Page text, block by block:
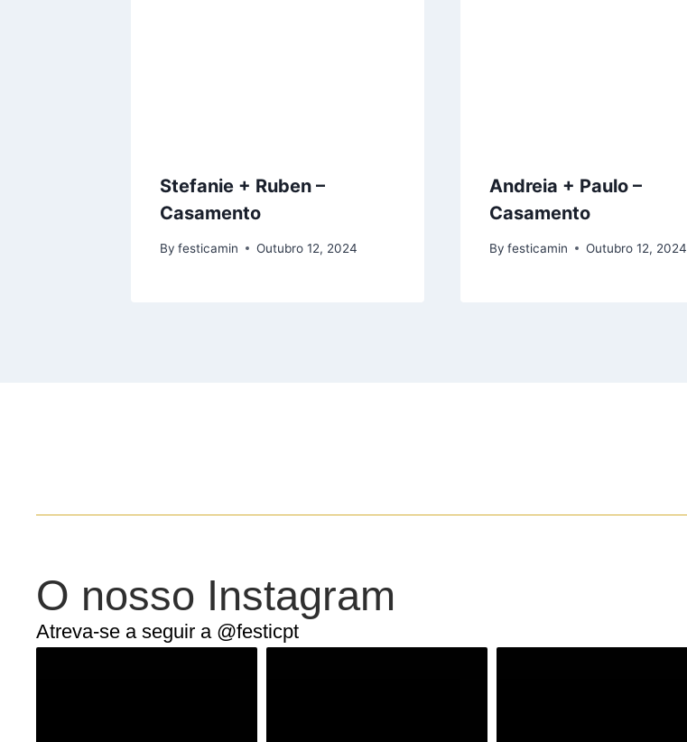
Stefanie + Ruben –
Casamento
By festicamin Outubro 12, 2024
Andreia + Paulo –
Casamento
By festicamin Outubro 12, 2024
O nosso Instagram
Atreva-se a seguir a @festicpt